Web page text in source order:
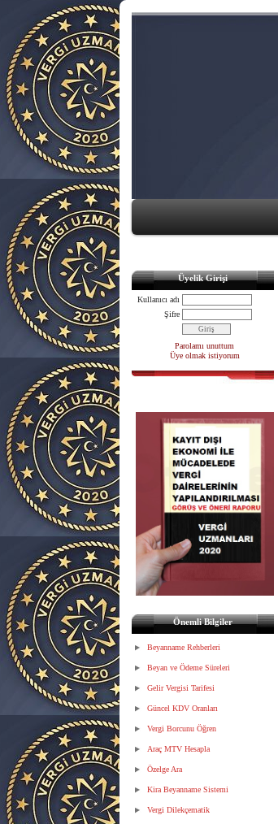
Üyelik Girişi
Kullanıcı adı
Şifre
Parolamı unuttum
Üye olmak istiyorum
Önemli Bilgiler
Beyanname Rehberleri
Beyan ve Ödeme Süreleri
Gelir Vergisi Tarifesi
Güncel KDV Oranları
Vergi Borcunu Öğren
Araç MTV Hesapla
Özelge Ara
Kira Beyanname Sistemi
Vergi Dilekçematik
HAKLI TALEBİ